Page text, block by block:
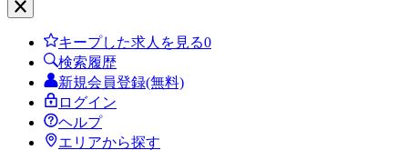
キープした求人を見る0
検索履歴
新規会員登録(無料)
ログイン
ヘルプ
エリアから探す